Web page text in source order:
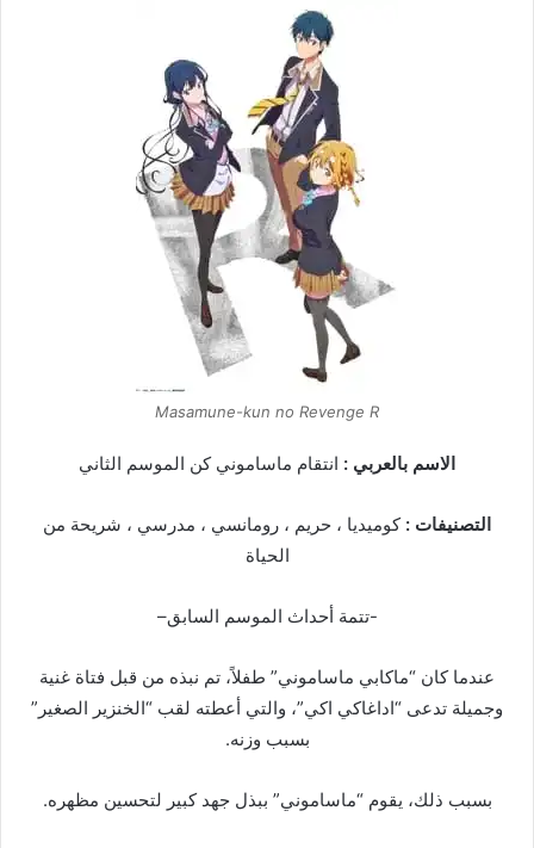
Masamune-kun no Revenge R
الاسم بالعربي : انتقام ماساموني كن الموسم الثاني
التصنيفات : كوميديا ، حريم ، رومانسي ، مدرسي ، شريحة من
الحياة
-تتمة أحداث الموسم السابق–
عندما كان “ماكابي ماساموني” طفلاً، تم نبذه من قبل فتاة غنية
وجميلة تدعى “اداغاكي اكي”، والتي أعطته لقب “الخنزير الصغير”
بسبب وزنه.
بسبب ذلك، يقوم “ماساموني” ببذل جهد كبير لتحسين مظهره.